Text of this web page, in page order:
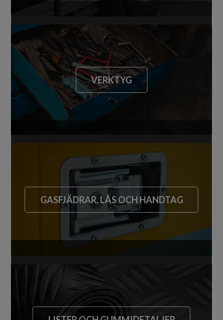
VERKTYG
GASFJÄDRAR, LÅS OCH HANDTAG